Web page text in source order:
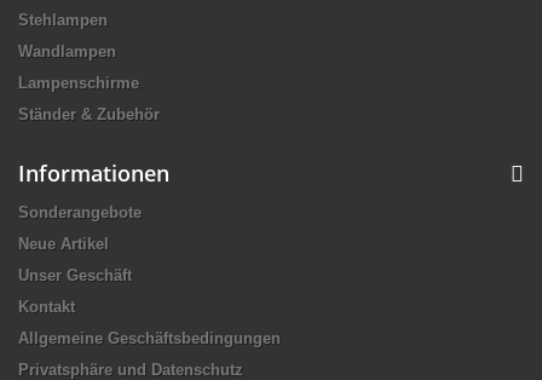
Stehlampen
Wandlampen
Lampenschirme
Ständer & Zubehör
Informationen
Sonderangebote
Neue Artikel
Unser Geschäft
Kontakt
Allgemeine Geschäftsbedingungen
Privatsphäre und Datenschutz